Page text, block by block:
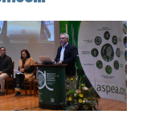
fim de
Na
o papel que
na
rural (e seu
objetivos